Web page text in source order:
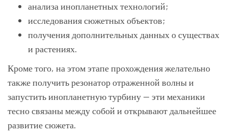
анализа инопланетных технологий;
исследования сюжетных объектов;
получения дополнительных данных о существах
и растениях.
Кроме того, на этом этапе прохождения желательно
также получить резонатор отраженной волны и
запустить инопланетную турбину — эти механики
тесно связаны между собой и открывают дальнейшее
развитие сюжета.